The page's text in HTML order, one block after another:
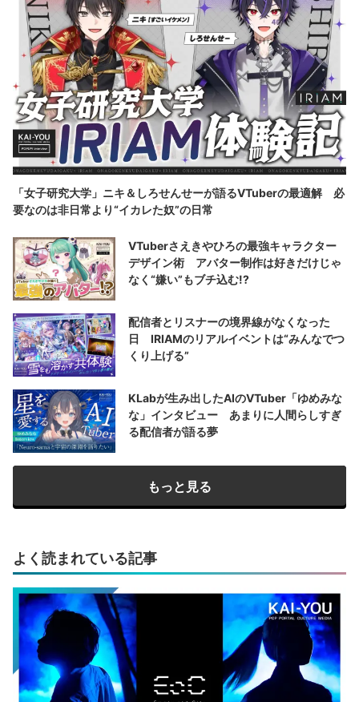
「女子研究大学」ニキ＆しろせんせーが語るVTuberの最適解 必
要なのは非日常より“イカレた奴”の日常
VTuberさえきやひろの最強キャラクター
デザイン術 アバター制作は好きだけじゃ
なく“嫌い”もブチ込む!?
配信者とリスナーの境界線がなくなった
日 IRIAMのリアルイベントは“みんなでつ
くり上げる”
KLabが生み出したAIのVTuber「ゆめみな
な」インタビュー あまりに人間らしすぎ
る配信者が語る夢
もっと見る
よく読まれている記事